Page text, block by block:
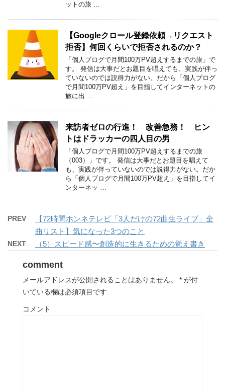
ットの旅 …
【Googleクロール登録依頼→リクエスト
拒否】何回くらいで拒否されるのか？
「個人ブログで月間100万PV超えするまでの旅」で
す。 発信は大事だとお題目を唱えても、実践が伴っ
ていないのでは説得力がない。だから「個人ブログ
で月間100万PV超え」を目指してインターネットの
旅に出 …
来訪者ゼロの行進！ 改善急務！ ヒン
トはドラッカーの四人目の男
「個人ブログで月間100万PV超えするまでの旅
（003）」です。 発信は大事だとお題目を唱えて
も、実践が伴っていないのでは説得力がない。だか
ら「個人ブログで月間100万PV超え」を目指してイ
ンターネッ …
PREV
【72時間ホンネテレビ「3人だけの72曲生ライブ」全
曲リスト】気になった3つのこと
NEXT （5）スピード感〜創造的に生きるための覚え書き
comment
メールアドレスが公開されることはありません。 * が付
いている欄は必須項目です
コメント